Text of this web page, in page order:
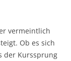
vermeintlich
Ob es sich
der Kurssprung